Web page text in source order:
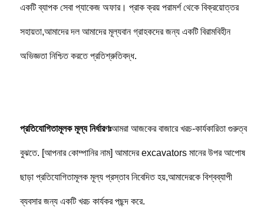
একটি ব্যাপক সেবা প্যাকেজ অফার। প্রাক ক্রয় পরামর্শ থেকে বিক্রয়োত্তর
সহায়তা,আমাদের দল আমাদের মূল্যবান গ্রাহকদের জন্য একটি বিরামবিহীন
অভিজ্ঞতা নিশ্চিত করতে প্রতিশ্রুতিবদ্ধ.
প্রতিযোগিতামূলক মূল্য নির্ধারণঃআমরা আজকের বাজারে খরচ-কার্যকারিতা গুরুত্ব
বুঝতে. [আপনার কোম্পানির নাম] আমাদের excavators মানের উপর আপোষ
ছাড়া প্রতিযোগিতামূলক মূল্য প্রস্তাব নিবেদিত হয়,আমাদেরকে বিশ্বব্যাপী
ব্যবসার জন্য একটি খরচ কার্যকর পছন্দ করে.